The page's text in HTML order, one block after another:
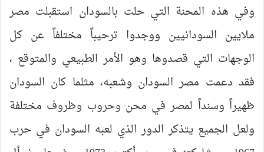
وفي هذه المحنة التي حلت بالسودان استقبلت مصر
ملايين السودانيين ووجدوا ترحيباً مختلفاً عن كل
الوجهات التي قصدوها وهو الأمر الطبيعي والمتوقع ،
فقد دعمت مصر السودان وشعبه، مثلما كان السودان
ظهيراً وسنداً لمصر في محن وحروب وظروف مختلفة
ولعل الجميع يتذكر الدور الذي لعبه السودان في حرب